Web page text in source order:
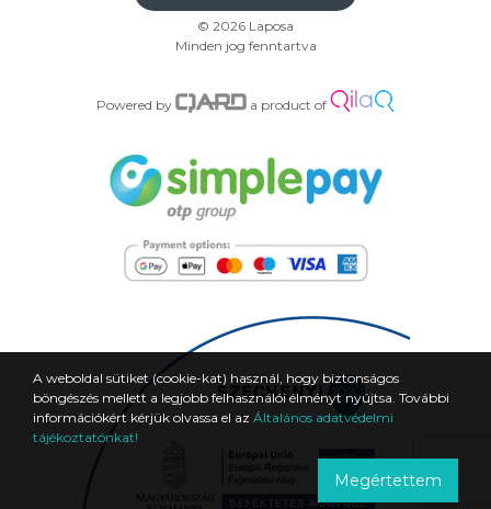
© 2026 Laposa
Minden jog fenntartva
Powered by a product of
A weboldal sütiket (cookie-kat) használ, hogy biztonságos
böngészés mellett a legjobb felhasználói élményt nyújtsa. További
információkért kérjük olvassa el az Általános adatvédelmi
tájékoztatónkat!
Megértettem